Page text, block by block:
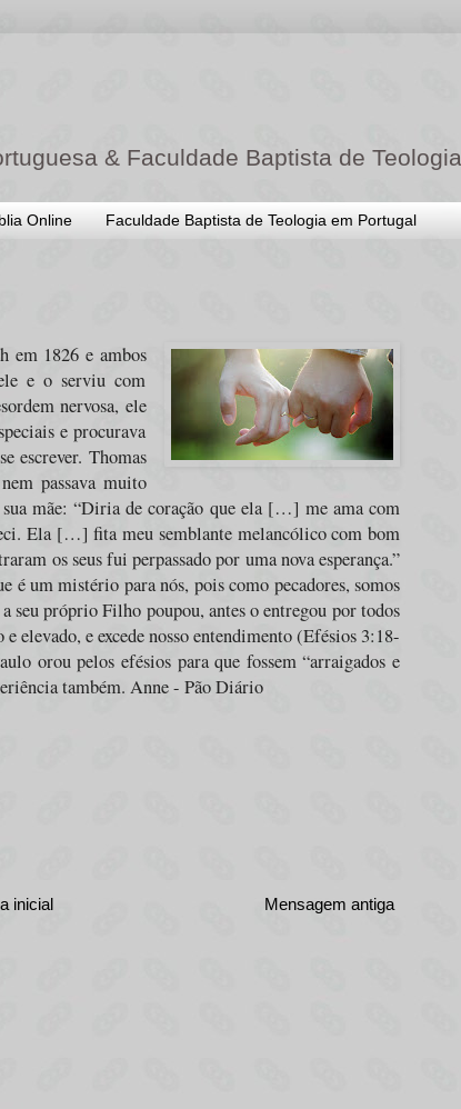
& Faculdade Baptista de Teologia
Online Faculdade Baptista de Teologia em Portugal
em 1826 e ambos
e o serviu com
nervosa, ele
e procurava
escrever. Thomas
passava muito
mãe: “Diria de coração que ela […] me ama com
Ela […] fita meu semblante melancólico com bom
os seus fui perpassado por uma nova esperança.”
é um mistério para nós, pois como pecadores, somos
seu próprio Filho poupou, antes o entregou por todos
elevado, e excede nosso entendimento (Efésios 3:18-
orou pelos efésios para que fossem “arraigados e
também. Anne - Pão Diário
Mensagem antiga
inicial